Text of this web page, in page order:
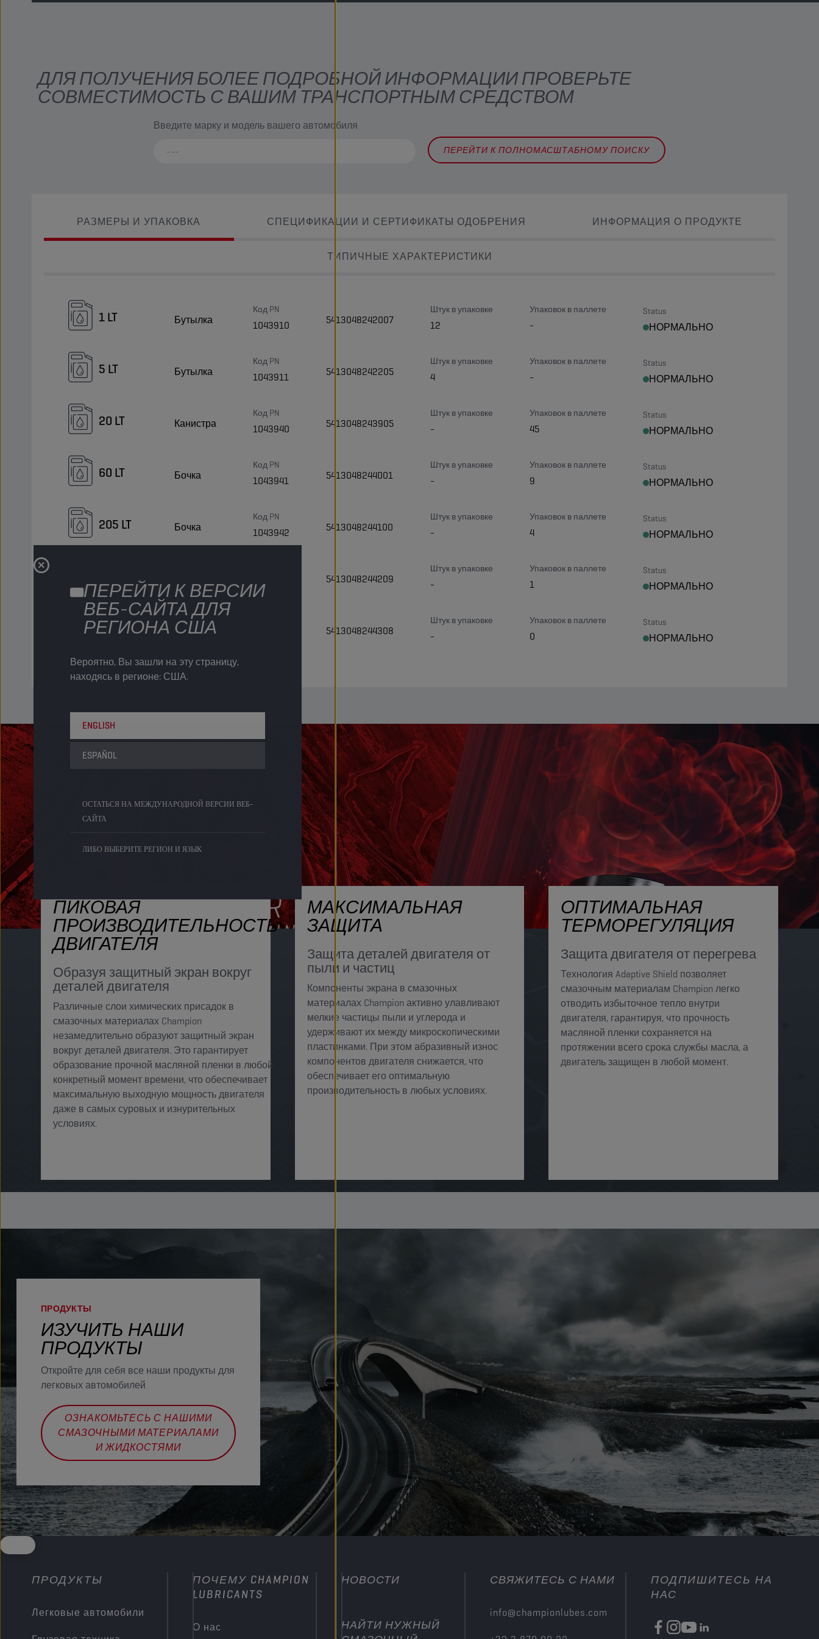
ПЕРЕЙТИ К ВЕРСИИ
ВЕБ-САЙТА ДЛЯ
РЕГИОНА США
Вероятно, Вы зашли на эту страницу,
находясь в регионе: США.
ENGLISH
ESPAÑOL
ОСТАТЬСЯ НА МЕЖДУНАРОДНОЙ ВЕРСИИ ВЕБ-
САЙТА
ЛИБО ВЫБЕРИТЕ РЕГИОН И ЯЗЫК
ДЛЯ ПОЛУЧЕНИЯ БОЛЕЕ ПОДРОБНОЙ ИНФОРМАЦИИ ПРОВЕРЬТЕ
СОВМЕСТИМОСТЬ С ВАШИМ ТРАНСПОРТНЫМ СРЕДСТВОМ
Введите марку и модель вашего автомобиля
ПЕРЕЙТИ К ПОЛНОМАСШТАБНОМУ ПОИСКУ
РАЗМЕРЫ И УПАКОВКА СПЕЦИФИКАЦИИ И СЕРТИФИКАТЫ ОДОБРЕНИЯ ИНФОРМАЦИЯ О ПРОДУКТЕ
ТИПИЧНЫЕ ХАРАКТЕРИСТИКИ
1 LT Бутылка
Код PN
1043910 5413048242007
Штук в упаковке
12
Упаковок в паллете
-
Status
НОРМАЛЬНО
5 LT Бутылка
Код PN
1043911 5413048242205
Штук в упаковке
4
Упаковок в паллете
-
Status
НОРМАЛЬНО
20 LT Канистра
Код PN
1043940 5413048243905
Штук в упаковке
-
Упаковок в паллете
45
Status
НОРМАЛЬНО
60 LT Бочка
Код PN
1043941 5413048244001
Штук в упаковке
-
Упаковок в паллете
9
Status
НОРМАЛЬНО
205 LT Бочка
Код PN
1043942 5413048244100
Штук в упаковке
-
Упаковок в паллете
4
Status
НОРМАЛЬНО
1043943 5413048244209
Штук в упаковке
-
Упаковок в паллете
1
Status
НОРМАЛЬНО
Bulk LT Бак 5413048244308
Штук в упаковке
-
Упаковок в паллете
0
Status
НОРМАЛЬНО
ПИКОВАЯ
ПРОИЗВОДИТЕЛЬНОСТЬ
ДВИГАТЕЛЯ
Образуя защитный экран вокруг
деталей двигателя
Различные слои химических присадок в
смазочных материалах Champion
незамедлительно образуют защитный экран
вокруг деталей двигателя. Это гарантирует
образование прочной масляной пленки в любой
конкретный момент времени, что обеспечивает
максимальную выходную мощность двигателя
даже в самых суровых и изнурительных
условиях. ​
МАКСИМАЛЬНАЯ
ЗАЩИТА
Защита деталей двигателя от
пыли и частиц
Компоненты экрана в смазочных
материалах Champion активно улавливают
мелкие частицы пыли и углерода и
удерживают их между микроскопическими
пластинками. При этом абразивный износ
компонентов двигателя снижается, что
обеспечивает его оптимальную
производительность в любых условиях.
ОПТИМАЛЬНАЯ
ТЕРМОРЕГУЛЯЦИЯ
Защита двигателя от перегрева​​
Технология Adaptive Shield позволяет
смазочным материалам Champion легко
отводить избыточное тепло внутри
двигателя, гарантируя, что прочность
масляной пленки сохраняется на
протяжении всего срока службы масла, а
двигатель защищен в любой момент.
ПРОДУКТЫ
ИЗУЧИТЬ НАШИ
ПРОДУКТЫ
Откройте для себя все наши продукты для
легковых автомобилей
ОЗНАКОМЬТЕСЬ С НАШИМИ
СМАЗОЧНЫМИ МАТЕРИАЛАМИ
И ЖИДКОСТЯМИ
ПРОДУКТЫ
Легковые автомобили
ПОЧЕМУ CHAMPION
LUBRICANTS
О нас
НОВОСТИ
НАЙТИ НУЖНЫЙ
СВЯЖИТЕСЬ С НАМИ
info@championlubes.com
ПОДПИШИТЕСЬ НА
НАС